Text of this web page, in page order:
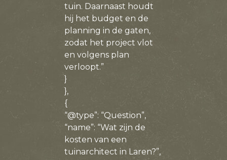
tuin. Daarnaast houdt
hij het budget en de
planning in de gaten,
zodat het project vlot
en volgens plan
verloopt.”
}
},
{
“@type”: “Question”,
“name”: “Wat zijn de
kosten van een
tuinarchitect in Laren?”,